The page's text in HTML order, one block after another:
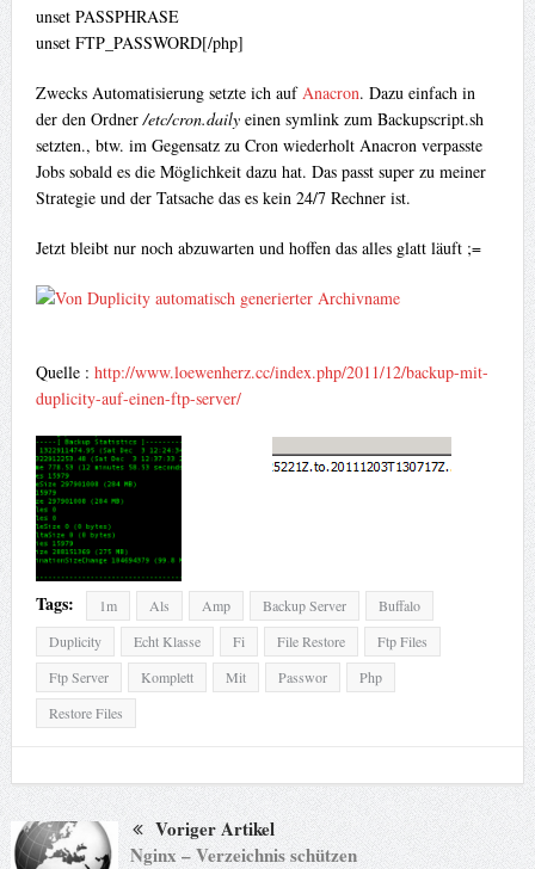
unset PASSPHRASE
unset FTP_PASSWORD[/php]
Zwecks Automatisierung setzte ich aufAnacron. Dazu einfach in
der den Ordner/etc/cron.dailyeinen symlink zum Backupscript.sh
setzten., btw. im Gegensatz zu Cron wiederholt Anacron verpasste
Jobs sobald es die Möglichkeit dazu hat. Das passt super zu meiner
Strategie und der Tatsache das es kein 24/7 Rechner ist.
Jetzt bleibt nur noch abzuwarten und hoffen das alles glatt läuft ;=
Quelle : http://www.loewenherz.cc/index.php/2011/12/backup-mit-
duplicity-auf-einen-ftp-server/
Tags: 1m Als Amp Backup Server
Buffalo
Duplicity
Echt Klasse Fi File Restore
Ftp Files
Ftp Server
Komplett Mit Passwor
Php
Restore Files
Voriger Artikel
Nginx – Verzeichnis schützen